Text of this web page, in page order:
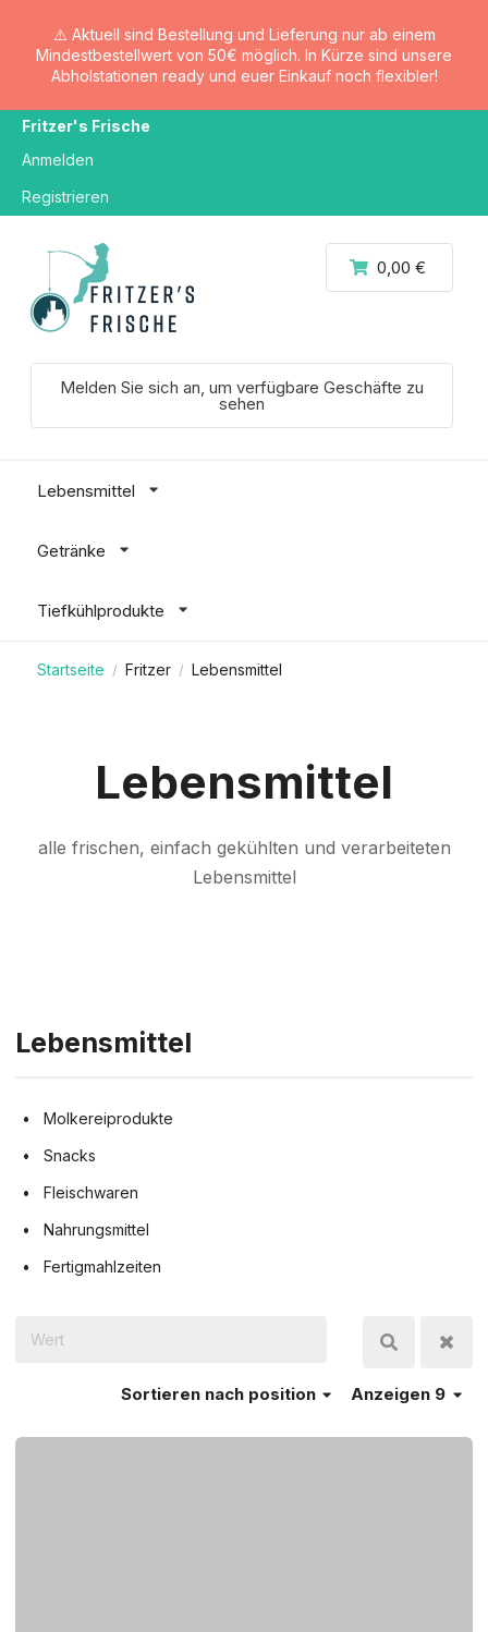
⚠️ Aktuell sind Bestellung und Lieferung nur ab einem
Mindestbestellwert von 50€ möglich. In Kürze sind unsere
Abholstationen ready und euer Einkauf noch flexibler!
Fritzer's Frische
Anmelden
Registrieren
0,00 €
Melden Sie sich an, um verfügbare Geschäfte zu
sehen
Lebensmittel
Getränke
Tiefkühlprodukte
Startseite / Fritzer / Lebensmittel
Lebensmittel
alle frischen, einfach gekühlten und verarbeiteten
Lebensmittel
Lebensmittel
Molkereiprodukte
Snacks
Fleischwaren
Nahrungsmittel
Fertigmahlzeiten
Anzeigen 9
Sortieren nach position